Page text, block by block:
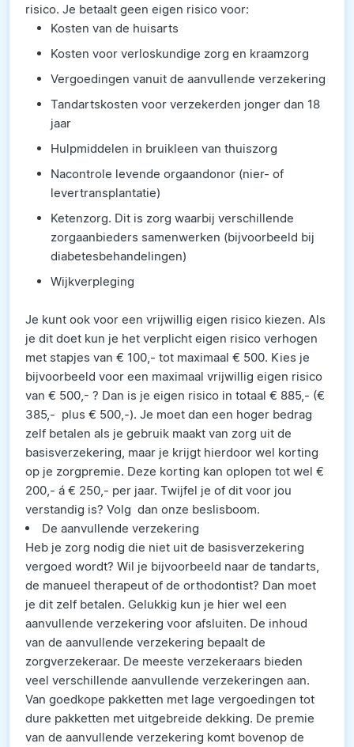
risico. Je betaalt geen eigen risico voor:
Kosten van de huisarts
Kosten voor verloskundige zorg en kraamzorg
Vergoedingen vanuit de aanvullende verzekering
Tandartskosten voor verzekerden jonger dan 18
jaar
Hulpmiddelen in bruikleen van thuiszorg
Nacontrole levende orgaandonor (nier- of
levertransplantatie)
Ketenzorg. Dit is zorg waarbij verschillende
zorgaanbieders samenwerken (bijvoorbeeld bij
diabetesbehandelingen)
Wijkverpleging
Je kunt ook voor een vrijwillig eigen risico kiezen. Als
je dit doet kun je het verplicht eigen risico verhogen
met stapjes van € 100,- tot maximaal € 500. Kies je
bijvoorbeeld voor een maximaal vrijwillig eigen risico
van € 500,- ? Dan is je eigen risico in totaal € 885,- (€
385,- plus € 500,-). Je moet dan een hoger bedrag
zelf betalen als je gebruik maakt van zorg uit de
basisverzekering, maar je krijgt hierdoor wel korting
op je zorgpremie. Deze korting kan oplopen tot wel €
200,- á € 250,- per jaar. Twijfel je of dit voor jou
verstandig is? Volg dan onze beslisboom.
De aanvullende verzekering
Heb je zorg nodig die niet uit de basisverzekering
vergoed wordt? Wil je bijvoorbeeld naar de tandarts,
de manueel therapeut of de orthodontist? Dan moet
je dit zelf betalen. Gelukkig kun je hier wel een
aanvullende verzekering voor afsluiten. De inhoud
van de aanvullende verzekering bepaalt de
zorgverzekeraar. De meeste verzekeraars bieden
veel verschillende aanvullende verzekeringen aan.
Van goedkope pakketten met lage vergoedingen tot
dure pakketten met uitgebreide dekking. De premie
van de aanvullende verzekering komt bovenop de